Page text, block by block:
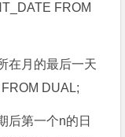
FROM
在月的最后一天
DUAL;
后第一个n的日